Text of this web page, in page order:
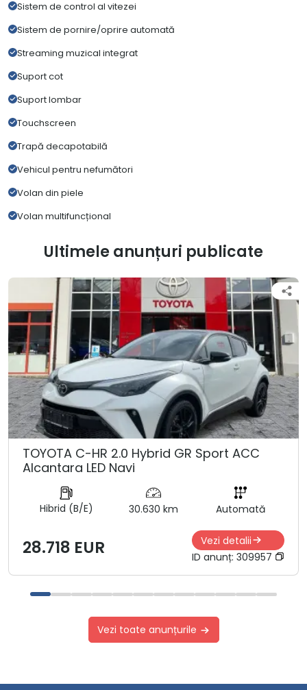
Sistem de control al vitezei
Sistem de pornire/oprire automată
Streaming muzical integrat
Suport cot
Suport lombar
Touchscreen
Trapă decapotabilă
Vehicul pentru nefumători
Volan din piele
Volan multifuncțional
Ultimele anunțuri publicate
TOYOTA C-HR 2.0 Hybrid GR Sport ACC
Alcantara LED Navi
Hibrid (B/E) 30.630 km Automată
28.718 EUR
Vezi detalii
ID anunț: 309957
Vezi toate anunțurile